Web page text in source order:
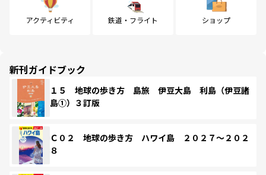
アクティビティ 鉄道・フライト ショップ
新刊ガイドブック
１５ 地球の歩き方 島旅 伊豆大島 利島（伊豆諸
島①）３訂版
Ｃ０２ 地球の歩き方 ハワイ島 ２０２７～２０２
８